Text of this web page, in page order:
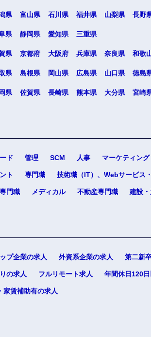
選択する
選択する
選択する
選択する
県 富山県 石川県 福井県 山梨県 長野
県 静岡県 愛知県 三重県
県 京都府 大阪府 兵庫県 奈良県 和歌
県 島根県 岡山県 広島県 山口県 徳島
県 佐賀県 長崎県 熊本県 大分県 宮崎
ド 管理 SCM 人事 マーケティング
ト 専門職 技術職（IT）、Webサービス
門職 メディカル 不動産専門職 建設
プ企業の求人 外資系企業の求人 第二新
の求人 フルリモート求人 年間休日120
家賃補助有の求人